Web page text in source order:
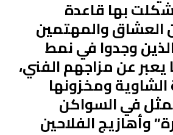
بها قاعدة
العشاق والمهتمين
وجدوا في نمط
عن مزاجهم الفني،
الشاوية ومخزونها
في السواكن
وأهازيج الفلاحين